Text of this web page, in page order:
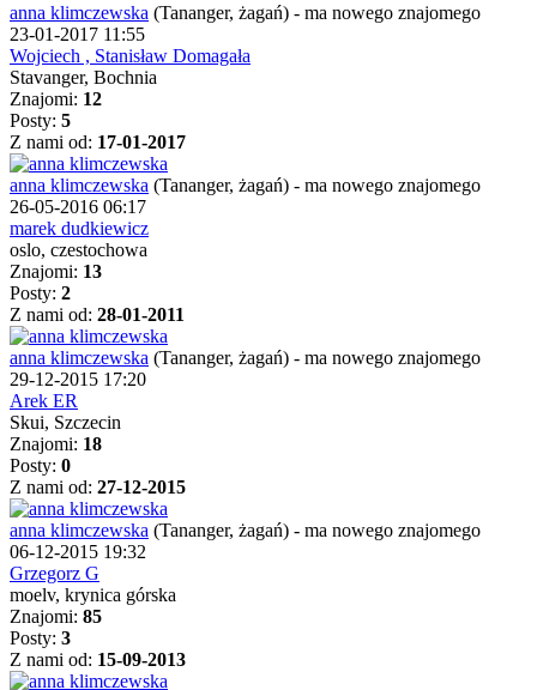
anna klimczewska (Tananger, żagań) - ma nowego znajomego
23-01-2017 11:55
Wojciech , Stanisław Domagała
Stavanger, Bochnia
Znajomi: 12
Posty: 5
Z nami od: 17-01-2017
anna klimczewska (Tananger, żagań) - ma nowego znajomego
26-05-2016 06:17
marek dudkiewicz
oslo, czestochowa
Znajomi: 13
Posty: 2
Z nami od: 28-01-2011
anna klimczewska (Tananger, żagań) - ma nowego znajomego
29-12-2015 17:20
Arek ER
Skui, Szczecin
Znajomi: 18
Posty: 0
Z nami od: 27-12-2015
anna klimczewska (Tananger, żagań) - ma nowego znajomego
06-12-2015 19:32
Grzegorz G
moelv, krynica górska
Znajomi: 85
Posty: 3
Z nami od: 15-09-2013